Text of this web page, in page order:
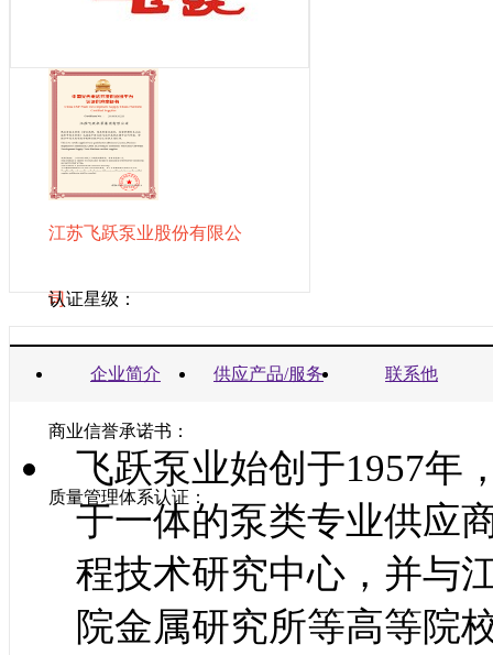
江苏飞跃泵业股份有限公
司
认证星级：
营业执照：
商业信誉承诺书：
质量管理体系认证：
企业简介 供应产品/服务 联系他
飞跃泵业始创于1957年
于一体的泵类专业供应
程技术研究中心，并与
院金属研究所等高等院